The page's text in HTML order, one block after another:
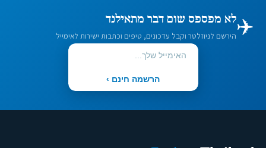
✈️לא מפספס שום דבר מתאילנד
הירשם לניוזלטר וקבל עדכונים, טיפים וכתבות ישירות לאימייל
הרשמה חינם ›